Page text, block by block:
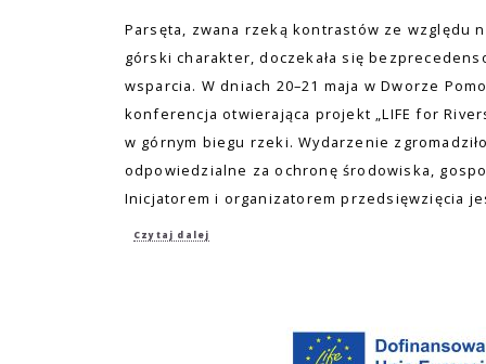
Parsęta, zwana rzeką kontrastów ze względu
górski charakter, doczekała się
wsparcia. W dniach 20–21 maja w Dworze
konferencja otwierająca projekt „LIFE for
w górnym biegu rzeki. Wydarzenie
odpowiedzialne za ochronę środowiska,
Inicjatorem i organizatorem przedsięwzięcia
Czytaj dalej